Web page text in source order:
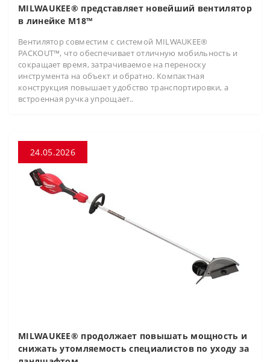
MILWAUKEE® представляет новейший вентилятор
в линейке M18™
Вентилятор совместим с системой MILWAUKEE®
PACKOUT™, что обеспечивает отличную мобильность и
сокращает время, затрачиваемое на переноску
инструмента на объект и обратно. Компактная
конструкция повышает удобство транспортировки, а
встроенная ручка упрощает..
24.05.2026
MILWAUKEE® продолжает повышать мощность и
снижать утомляемость специалистов по уходу за